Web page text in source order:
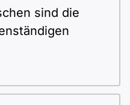
sind die